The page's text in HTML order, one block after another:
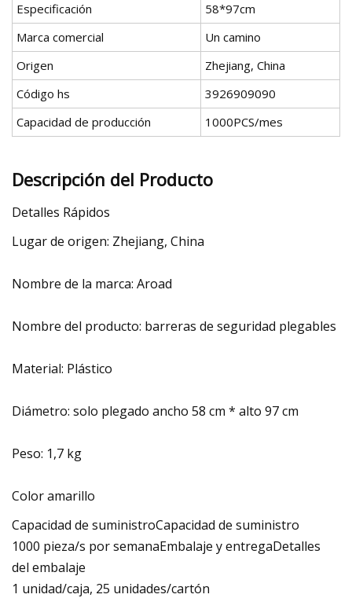
Especificación
58*97cm
Marca comercial
Un camino
Origen
Zhejiang, China
Código hs
3926909090
Capacidad de producción
1000PCS/mes
Descripción del Producto
Detalles Rápidos
Lugar de origen: Zhejiang, China
Nombre de la marca: Aroad
Nombre del producto: barreras de seguridad plegables
Material: Plástico
Diámetro: solo plegado ancho 58 cm * alto 97 cm
Peso: 1,7 kg
Color amarillo
Capacidad de suministroCapacidad de suministro
1000 pieza/s por semanaEmbalaje y entregaDetalles
del embalaje
1 unidad/caja, 25 unidades/cartón